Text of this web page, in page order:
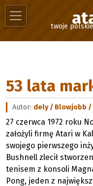
twoje
53 lata
Autor: dely / Blowjobb /
27 czerwca 1972 roku
założyli firmę Atari w
swojego pierwszego
Bushnell zlecił
tenisem z konsoli
Pong, jeden z